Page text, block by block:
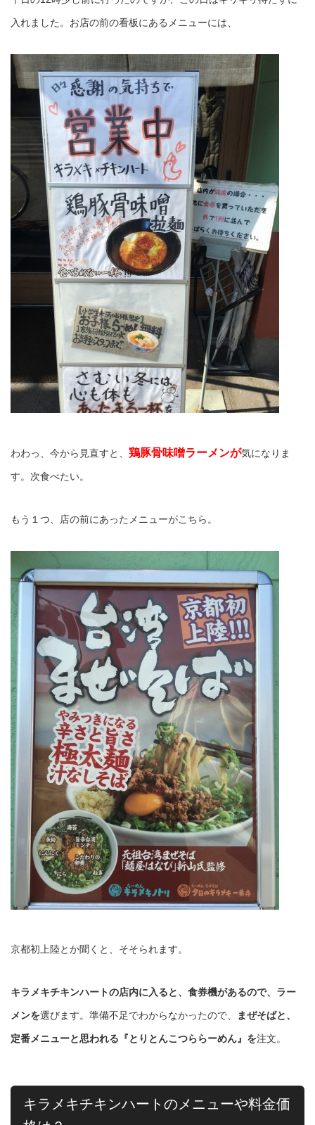
入れました。お店の前の看板にあるメニューには、
わわっ、今から見直すと、 鶏豚骨味噌ラーメンが気になりま
す。次食べたい。
もう１つ、店の前にあったメニューがこちら。
京都初上陸とか聞くと、そそられます。
キラメキチキンハートの店内に入ると、食券機があるので、ラー
メンを選びます。準備不足でわからなかったので、 まぜそばと、
定番メニューと思われる『とりとんこつららーめん』を注文。
キラメキチキンハートのメニューや料金価